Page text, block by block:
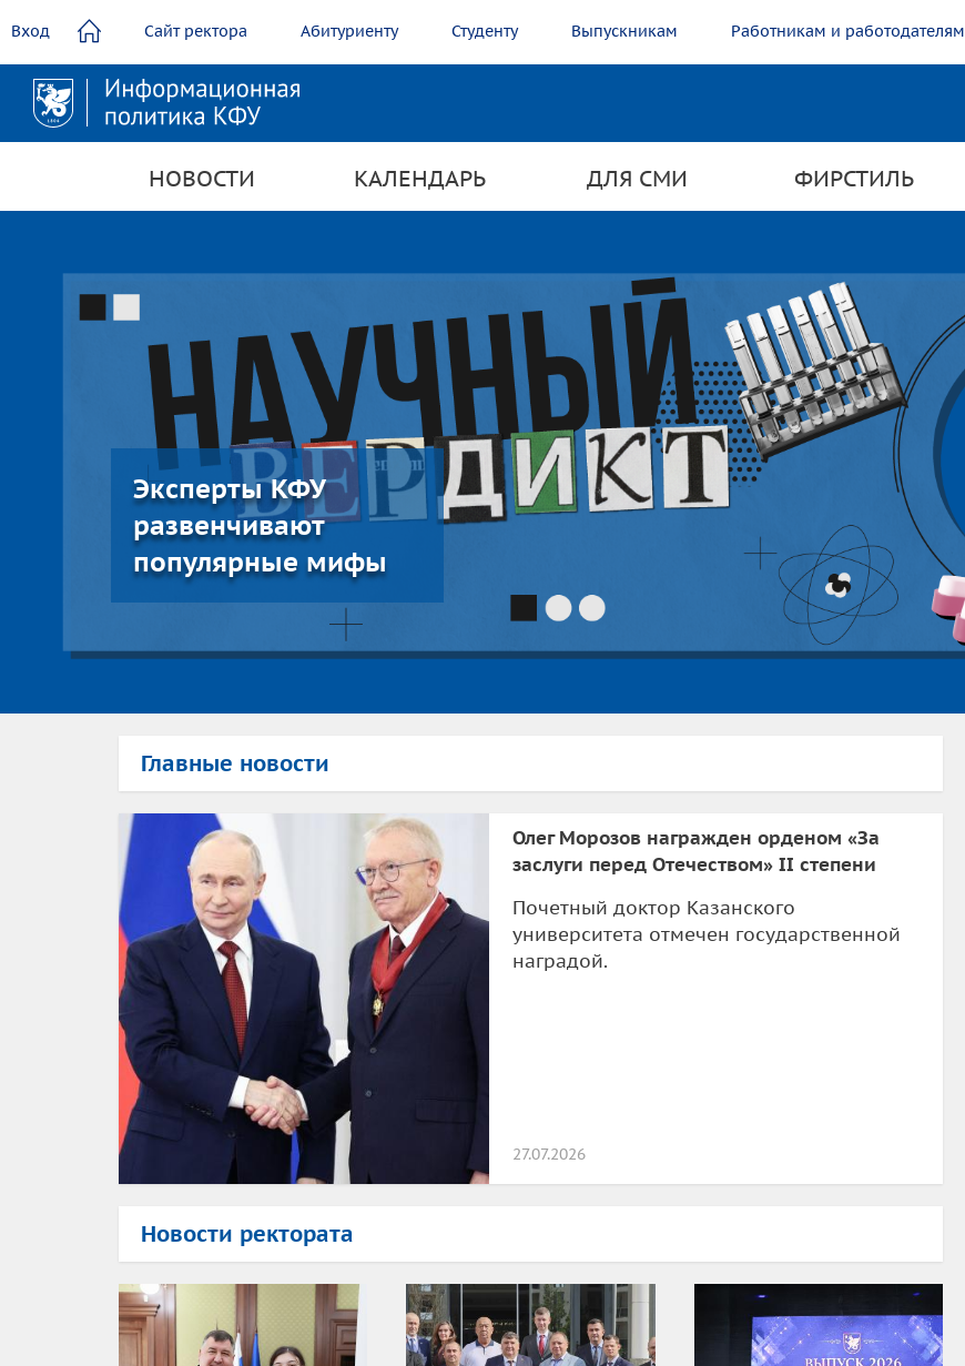
содержанию
Вход Сайт ректора Абитуриенту Студенту Выпускникам Работникам и работодателям
НОВОСТИ КАЛЕНДАРЬ ДЛЯ СМИ ФИРСТИЛЬ
Эксперты КФУ
развенчивают
популярные мифы
Главные новости
Олег Морозов награжден орденом «За
заслуги перед Отечеством» II степени
Почетный доктор Казанского
университета отмечен государственной
наградой.
27.07.2026
Новости ректората